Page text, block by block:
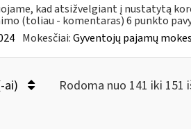
kad atsižvelgiant į nustatytą
(toliau - komentaras) 6 punkto
Mokesčiai:Gyventojų pajamų
ai) Rodoma nuo 141 iki 151